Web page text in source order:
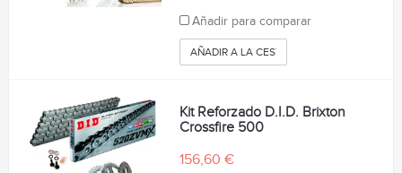
Añadir para comparar
AÑADIR A LA CESTA
Kit Reforzado D.I.D. Brixton
Crossfire 500
156,60 €